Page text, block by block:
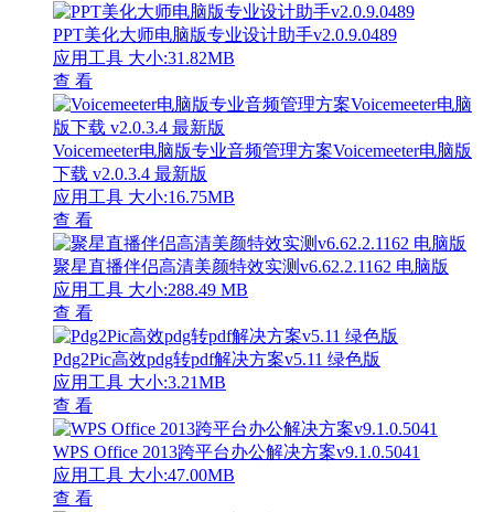
PPT美化大师电脑版专业设计助手v2.0.9.0489
应用工具 大小:31.82MB
查 看
Voicemeeter电脑版专业音频管理方案Voicemeeter电脑版
下载 v2.0.3.4 最新版
应用工具 大小:16.75MB
查 看
聚星直播伴侣高清美颜特效实测v6.62.2.1162 电脑版
应用工具 大小:288.49 MB
查 看
Pdg2Pic高效pdg转pdf解决方案v5.11 绿色版
应用工具 大小:3.21MB
查 看
WPS Office 2013跨平台办公解决方案v9.1.0.5041
应用工具 大小:47.00MB
查 看